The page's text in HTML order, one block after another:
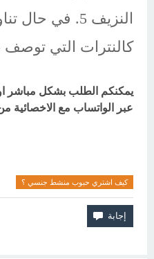
النزيف 5. في
كالنترات التي توصف
يمكنكم الطلب بشكل مباشر
عبر الواتساب مع الاخصائية
كيف اشتري حبوب منشط جنسي ؟